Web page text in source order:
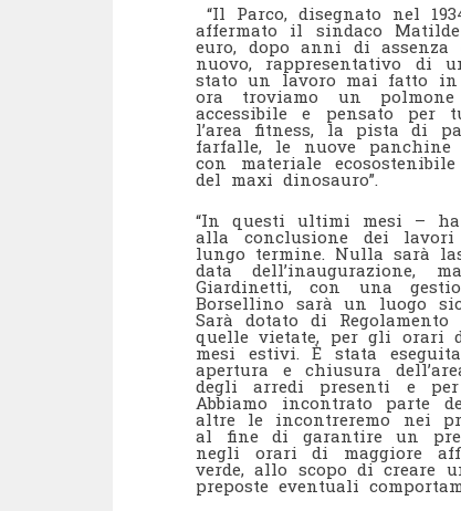
“Il Parco, disegnato nel
affermato il sindaco
euro, dopo anni di assenza
nuovo, rappresentativo di
stato un lavoro mai fatto in
ora troviamo un
accessibile e pensato per
l’area fitness, la pista di
farfalle, le nuove
con materiale
del maxi dinosauro”.
“In questi ultimi mesi –
alla conclusione dei
lungo termine. Nulla sarà
data
Giardinetti, con una
Borsellino sarà un luogo
Sarà dotato di
quelle vietate, per gli orari
mesi estivi. È stata
apertura e chiusura
degli arredi presenti e
Abbiamo incontrato parte
altre le incontreremo nei
al fine di garantire un
negli orari di maggiore
verde, allo scopo di creare
preposte eventuali